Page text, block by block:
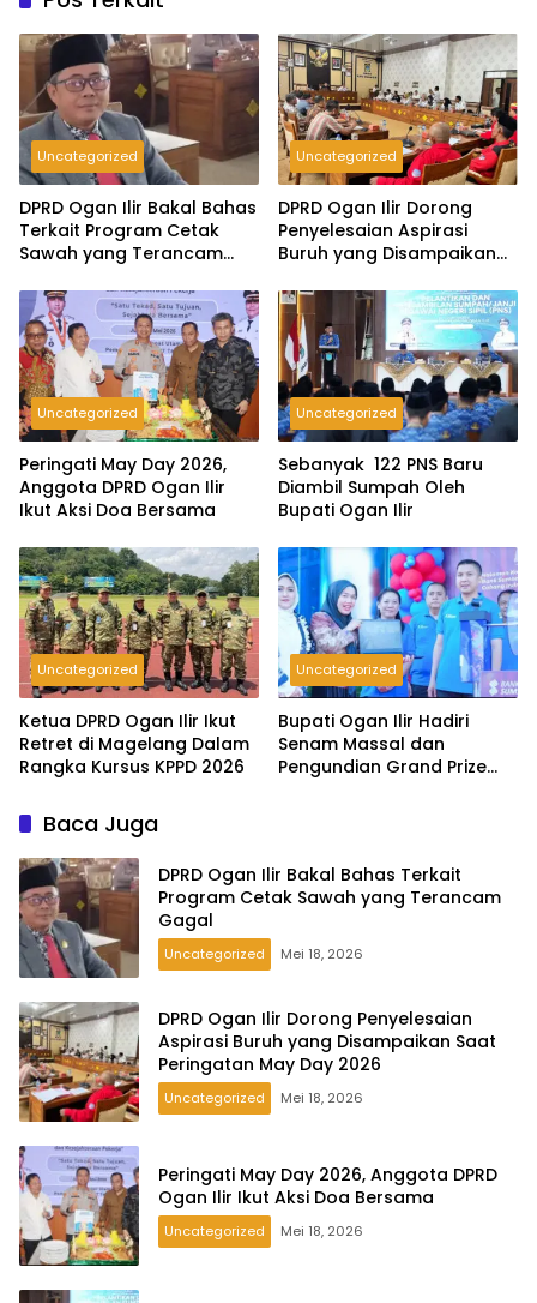
Uncategorized
DPRD Ogan Ilir Bakal Bahas
Terkait Program Cetak
Sawah yang Terancam
Uncategorized
DPRD Ogan Ilir Dorong
Penyelesaian Aspirasi
Buruh yang Disampaikan
2026
Uncategorized
Peringati May Day 2026,
Anggota DPRD Ogan Ilir
Ikut Aksi Doa Bersama
Uncategorized
Sebanyak 122 PNS Baru
Diambil Sumpah Oleh
Bupati Ogan Ilir
Uncategorized
Ketua DPRD Ogan Ilir Ikut
Retret di Magelang Dalam
Rangka Kursus KPPD 2026
Uncategorized
Bupati Ogan Ilir Hadiri
Senam Massal dan
Pengundian Grand Prize
Baca Juga
DPRD Ogan Ilir Bakal Bahas Terkait
Program Cetak Sawah yang Terancam
Gagal
Uncategorized Mei 18, 2026
DPRD Ogan Ilir Dorong Penyelesaian
Aspirasi Buruh yang Disampaikan Saat
Peringatan May Day 2026
Uncategorized Mei 18, 2026
Peringati May Day 2026, Anggota DPRD
Ogan Ilir Ikut Aksi Doa Bersama
Uncategorized Mei 18, 2026